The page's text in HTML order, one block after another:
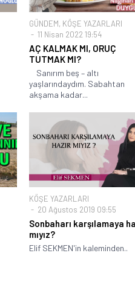
GÜNDEM, KÖŞE YAZARLARI
11 Nisan 2022 19:54
AÇ KALMAK MI, ORUÇ
TUTMAK MI?
Sanırım beş – altı
yaşlarındaydım. Sabahtan
akşama kadar...
KÖŞE YAZARLARI
20 Ağustos 2019 09:55
Sonbaharı karşılamaya
mıyız?
Elif SEKMEN'in kaleminden..